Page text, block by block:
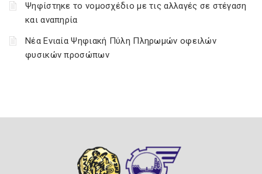
Ψηφίστηκε το νομοσχέδιο με τις αλλαγές σε στέγαση
και αναπηρία
Νέα Ενιαία Ψηφιακή Πύλη Πληρωμών οφειλών
φυσικών προσώπων